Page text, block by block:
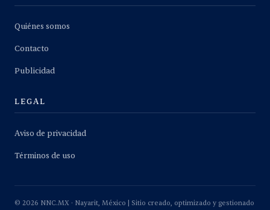
Quiénes somos
Contacto
Publicidad
LEGAL
Aviso de privacidad
Términos de uso
© 2026 NNC.MX · Nayarit, México | Sitio creado, optimizado y gestionado